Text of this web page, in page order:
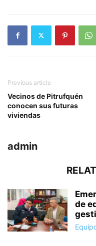
Previous article
Vecinos de Pitrufquén
conocen sus futuras
viviendas
admin
de